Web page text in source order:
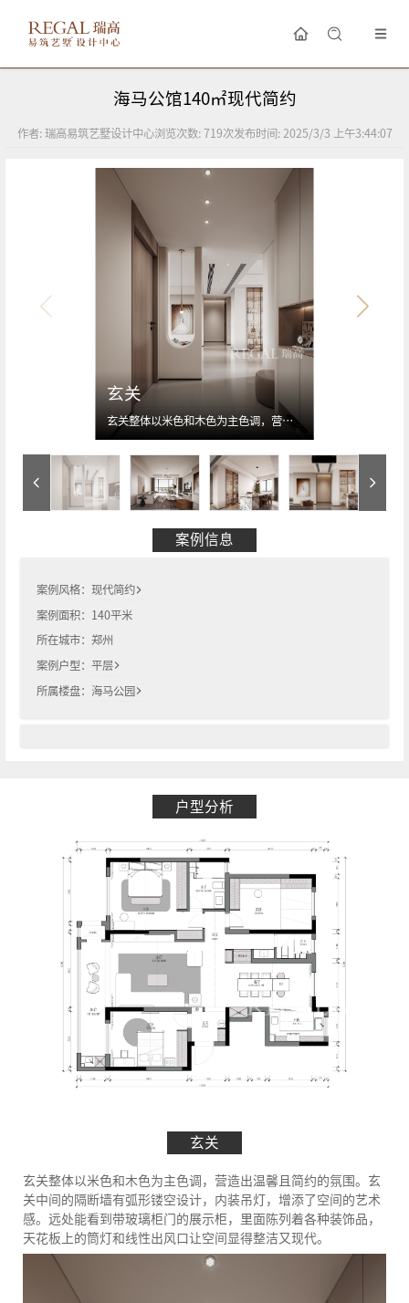
海马公馆140㎡现代简约
作者: 瑞高易筑艺墅设计中心浏览次数: 719次发布时间: 2025/3/3 上午3:44:07
玄关
玄关整体以米色和木色为主色调，营造出温馨且简约的氛围。玄关中间的隔断墙有弧形镂空设计，内装吊灯，增添了空间的艺术感。远处能看到带玻璃柜门的展示柜，里面陈列着各种装饰品，天花板上的筒灯和线性出风口让空间显得整洁又现代。
案例信息
案例风格：现代简约
案例面积： 140平米
所在城市：郑州
案例户型：平层
所属楼盘： 海马公园
户型分析
玄关
玄关整体以米色和木色为主色调，营造出温馨且简约的氛围。玄
关中间的隔断墙有弧形镂空设计，内装吊灯，增添了空间的艺术
感。远处能看到带玻璃柜门的展示柜，里面陈列着各种装饰品，
天花板上的筒灯和线性出风口让空间显得整洁又现代。